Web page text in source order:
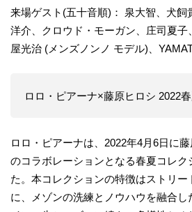
来場ゲスト(五十音順)： 泉大智、犬飼
洋介、クロウド・モーガン、庄司夏子
屋光治 (メンズノンノ モデル)、
ロロ・ピアーナ×藤原ヒロシ 2022
ロロ・ピアーナは、2022年4月6日に
のコラボレーションとなる春夏コレク
た。本コレクションの特徴はストリー
に、メゾンの洗練とノウハウを融合